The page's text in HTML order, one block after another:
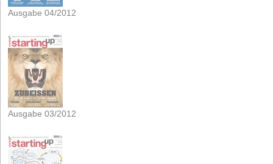
Ausgabe 04/2012
Ausgabe 03/2012